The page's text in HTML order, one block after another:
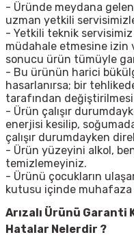
- Üründe meydana
uzman yetkili
- Yetkili teknik servisimiz
müdahale etmesine izin
sonucu ürün tümüyle
- Bu ürünün harici
hasarlanırsa; bir
tarafından
- Ürün çalışır
enerjisi kesilip,
çalışır durumdayken
- Ürün yüzeyini alkol,
temizlemeyiniz.
- Ürünü çocukların
kutusu içinde muhafaza
Arızalı Ürünü Garanti
Hatalar Nelerdir ?